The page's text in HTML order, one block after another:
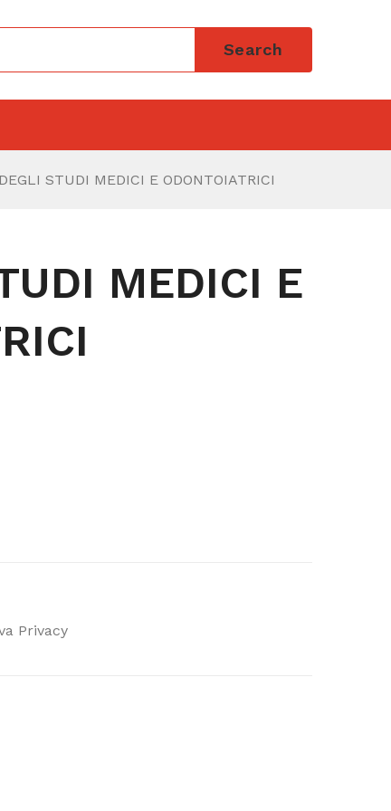
Search
STUDI MEDICI E ODONTOIATRICI
MEDICI E
Privacy